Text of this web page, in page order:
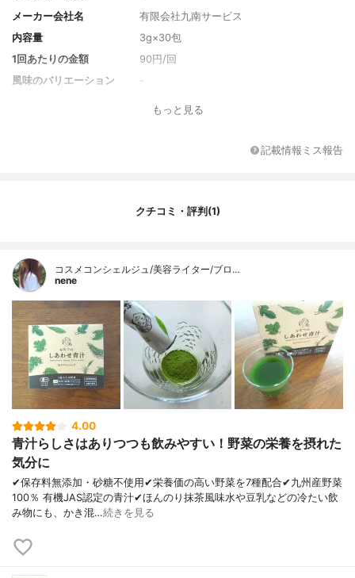
メーカー会社名
有限会社九南サービス
内容量
3g×30包
1回あたりの金額
90円/回
風味のバリエーション
ガ末
もっと見る
記載情報ミス報告
クチコミ・評判(1)
コスメコンシェルジュ/美容ライター/ブロ…
nene
4.00
青汁らしさはありつつも飲みやすい！野菜の栄養を摂れた
気分に
✔︎保存料無添加・砂糖不使用✔︎栄養価の高い野菜を7種配合✔︎九州産野菜
100％ 有機JAS認定の青汁✔︎ほんのり抹茶風味水や豆乳などの冷たい飲
み物にも、かき混…続きを見る